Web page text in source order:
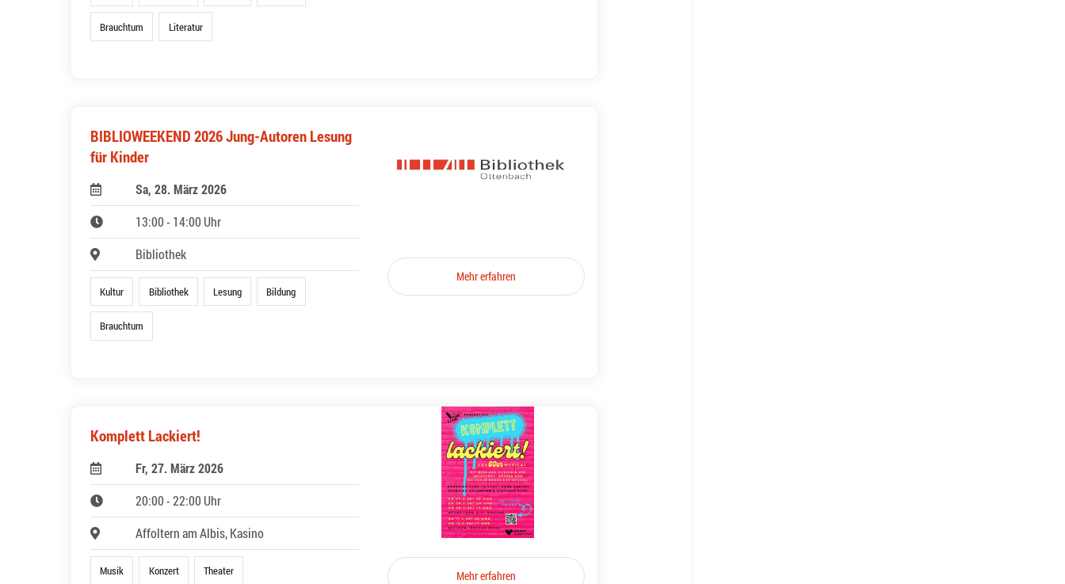
Brauchtum Literatur
BIBLIOWEEKEND 2026 Jung-Autoren Lesung
für Kinder
Sa, 28. März 2026
13:00 - 14:00 Uhr
Bibliothek
Kultur Bibliothek Lesung Bildung
Brauchtum
Mehr erfahren
Komplett Lackiert!
Fr, 27. März 2026
20:00 - 22:00 Uhr
Affoltern am Albis, Kasino
Musik Konzert Theater Mehr erfahren